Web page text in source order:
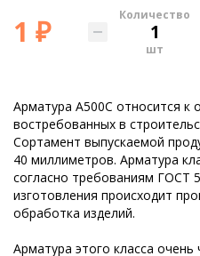
1 ₽ Количество
шт
Арматура А500С относится к
востребованных в
Сортамент выпускаемой
40 миллиметров. Арматура
согласно требованиям ГОСТ
изготовления происходит
обработка изделий.
Арматура этого класса очень